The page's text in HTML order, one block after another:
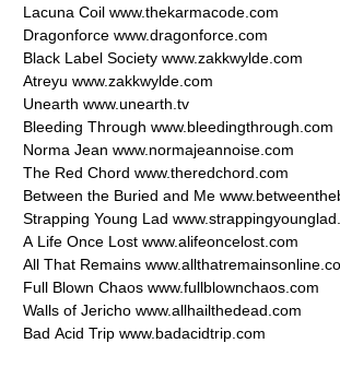
Lacuna Coil www.thekarmacode.com
Dragonforce www.dragonforce.com
Black Label Society www.zakkwylde.com
Atreyu www.zakkwylde.com
Unearth www.unearth.tv
Bleeding Through www.bleedingthrough.com
Norma Jean www.normajeannoise.com
The Red Chord www.theredchord.com
Between the Buried and Me
Strapping Young Lad
A Life Once Lost www.alifeoncelost.com
All That Remains
Full Blown Chaos www.fullblownchaos.com
Walls of Jericho www.allhailthedead.com
Bad Acid Trip www.badacidtrip.com